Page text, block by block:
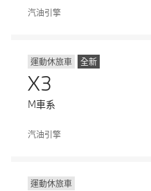
汽油引擎
運動休旅車 全新
X3
M車系
汽油引擎
運動休旅車